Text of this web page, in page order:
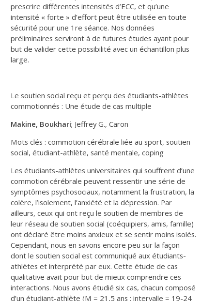
prescrire différentes intensités d’ECC, et qu’une
intensité « forte » d’effort peut être utilisée en toute
sécurité pour une 1re séance. Nos données
préliminaires serviront à de futures études ayant pour
but de valider cette possibilité avec un échantillon plus
large.
Le soutien social reçu et perçu des étudiants-athlètes
commotionnés : Une étude de cas multiple
Makine, Boukhari; Jeffrey G., Caron
Mots clés : commotion cérébrale liée au sport, soutien
social, étudiant-athlète, santé mentale, coping
Les étudiants-athlètes universitaires qui souffrent d’une
commotion cérébrale peuvent ressentir une série de
symptômes psychosociaux, notamment la frustration, la
colère, l’isolement, l’anxiété et la dépression. Par
ailleurs, ceux qui ont reçu le soutien de membres de
leur réseau de soutien social (coéquipiers, amis, famille)
ont déclaré être moins anxieux et se sentir moins isolés.
Cependant, nous en savons encore peu sur la façon
dont le soutien social est communiqué aux étudiants-
athlètes et interprété par eux. Cette étude de cas
qualitative avait pour but de mieux comprendre ces
interactions. Nous avons étudié six cas, chacun composé
d’un étudiant-athlète (M = 21,5 ans ; intervalle = 19-24